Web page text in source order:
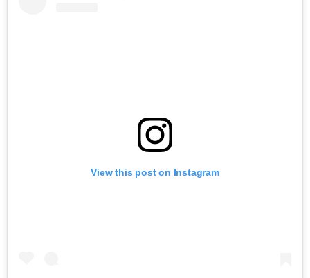
View this post on Instagram